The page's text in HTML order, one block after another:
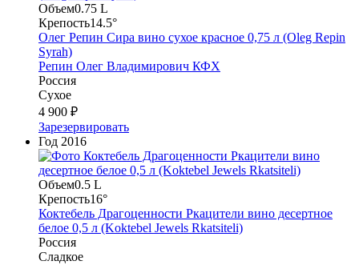
Объем0.75 L
Крепость14.5°
Олег Репин Сира вино сухое красное 0,75 л (Oleg Repin
Syrah)
Репин Олег Владимирович КФХ
Россия
Сухое
4 900 ₽
Зарезервировать
Год 2016
Объем0.5 L
Крепость16°
Коктебель Драгоценности Ркацители вино десертное
белое 0,5 л (Koktebel Jewels Rkatsiteli)
Россия
Сладкое